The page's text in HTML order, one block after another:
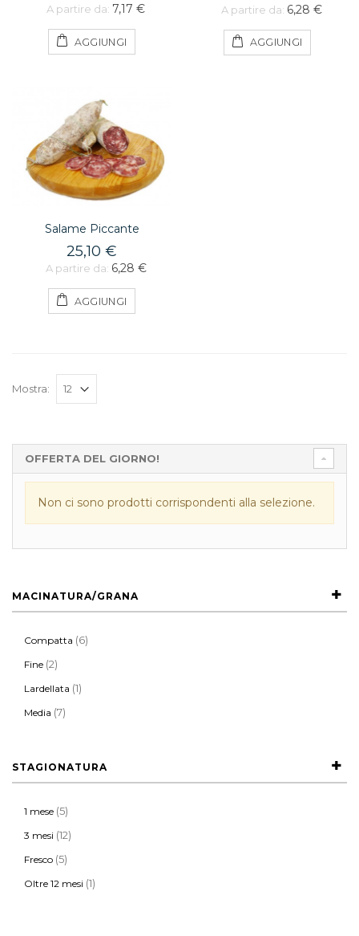
A partire da: 7,17 €
AGGIUNGI
A partire da: 6,28 €
AGGIUNGI
Salame Piccante
25,10 €
A partire da: 6,28 €
AGGIUNGI
Mostra:
OFFERTA DEL GIORNO!
Non ci sono prodotti corrispondenti alla selezione.
MACINATURA/GRANA
Compatta (6)
Fine (2)
Lardellata (1)
Media (7)
STAGIONATURA
1 mese (5)
3 mesi (12)
Fresco (5)
Oltre 12 mesi (1)